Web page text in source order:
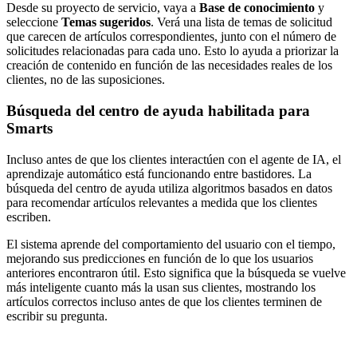
Desde su proyecto de servicio, vaya a Base de conocimiento y
seleccione Temas sugeridos. Verá una lista de temas de solicitud
que carecen de artículos correspondientes, junto con el número de
solicitudes relacionadas para cada uno. Esto lo ayuda a priorizar la
creación de contenido en función de las necesidades reales de los
clientes, no de las suposiciones.
Búsqueda del centro de ayuda habilitada para
Smarts
Incluso antes de que los clientes interactúen con el agente de IA, el
aprendizaje automático está funcionando entre bastidores. La
búsqueda del centro de ayuda utiliza algoritmos basados en datos
para recomendar artículos relevantes a medida que los clientes
escriben.
El sistema aprende del comportamiento del usuario con el tiempo,
mejorando sus predicciones en función de lo que los usuarios
anteriores encontraron útil. Esto significa que la búsqueda se vuelve
más inteligente cuanto más la usan sus clientes, mostrando los
artículos correctos incluso antes de que los clientes terminen de
escribir su pregunta.